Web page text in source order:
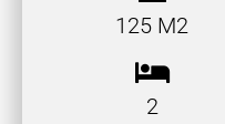
125 M2
2